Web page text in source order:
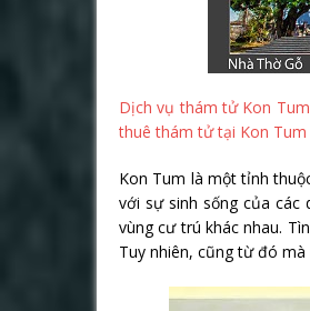
Dịch vụ thám tử Kon Tum
thuê thám tử tại Kon Tum
Kon Tum là một tỉnh
với sự sinh sống của các
vùng cư trú khác nhau.
Tuy nhiên, cũng từ đó